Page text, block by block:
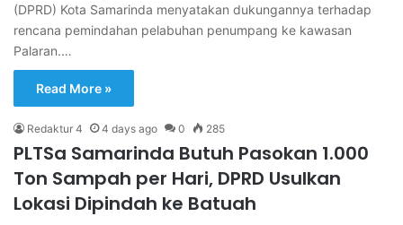
(DPRD) Kota Samarinda menyatakan dukungannya terhadap
rencana pemindahan pelabuhan penumpang ke kawasan
Palaran.…
Read More »
Redaktur 4 4 days ago 0 285
PLTSa Samarinda Butuh Pasokan 1.000
Ton Sampah per Hari, DPRD Usulkan
Lokasi Dipindah ke Batuah